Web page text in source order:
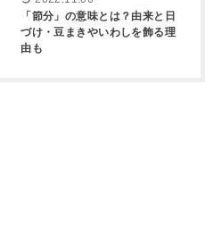
「節分」の意味とは？由来と日
づけ・豆まきやいわしを飾る理
由も